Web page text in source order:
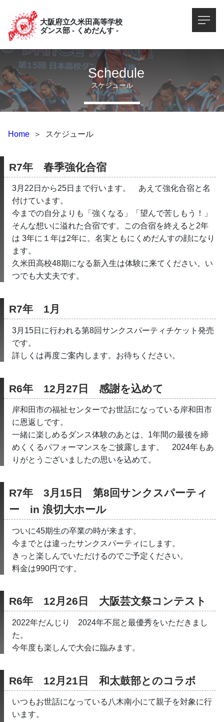
大阪府立久米田高等学校
ダンス部 - くめだんす -
スケジュール
Schedule
Home ＞ スケジュール
R7年　春季強化合宿
3月22日から25日まで行います。　あえて強化合宿と名
付けています。
今までの自分よりも「強くなる」「望んで苦しもう！」
そんな想いに溢れた合宿です。この合宿を終えると2年
は 3年に１年は2年に。名実ともにくめだんすの顔になり
ます。
久米田高校48期になる新入生は体験に来てください。い
つでも大丈夫です。
R7年　1月
3月15日に行われる第8回サンクスパーティチケット発売
です。
詳しくは再度ご案内します。お待ちください。
R6年　12月27日　感謝を込めて
岸和田市の福祉センターでお世話になっている岸和田市
に恩返しです。
一緒に楽しめるダンス体験のあとは、1年間の最後を締
めくくるパフォーマンスをご披露します。　2024年もあ
りがとうございましたの思いを込めて。
R7年　3月15日　第8回サンクスパーティ
ー　in 浪切大ホール
ついに45期生の卒業の時が来ます。
今までとは違ったサンクスパーティにします。
きっと楽しんでいただけるのでご予定ください。
料金は990円です。
R6年　12月26日　大阪芸文祭コンテスト
2022年だんじり　2024年不屈と最優秀をいただきまし
た。
今年度も楽しんで大会に臨みます。
R6年　12月21日　和太鼓部とのコラボ
いつもお世話になっている八木南小にて親子を対象に行
います。